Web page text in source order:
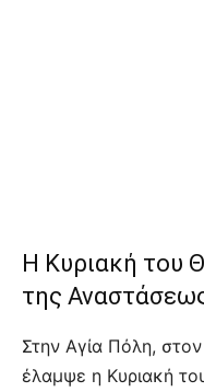
Η Κυριακή του
της
Στην Αγία Πόλη,
έλαμψε η Κυριακή